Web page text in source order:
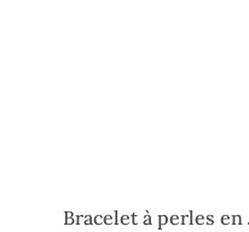
Bracelet à perles en